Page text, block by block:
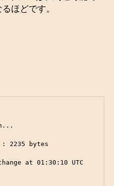
ほどです。
2235 bytes
at 01:30:10 UTC